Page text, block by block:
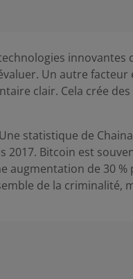
innovantes
Un autre
clair. Cela crée
statistique de
Bitcoin est
augmentation de 30 %
de la criminalité,